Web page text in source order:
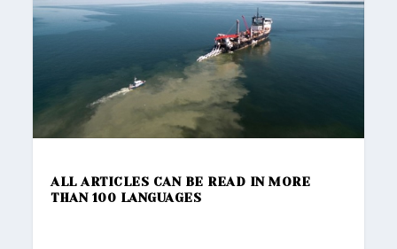
ALL ARTICLES CAN BE READ IN MORE
THAN 100 LANGUAGES